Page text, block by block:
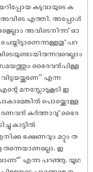
കടുവായുടെ ക
എത്തി. അപ്പോൾ
അവിടെനിന്നു് ഓ
പറ
ഭൈരവൻപിള്ള
എന്ന
മനസ്സോടുകൂടി ഇ
പൊയ്ക്കൊള്ള
കർത്താവു് ഭൈര
കാട്ടിൽ
ഭക്ഷണവും മറ്റും ത
തന്നെയാണല്ലോ. ഇ
എന്നു പറഞ്ഞു. യൂഥ